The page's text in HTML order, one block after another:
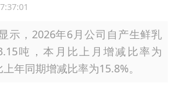
示，2026年6月公司自产生鲜乳
吨，本月比上月增减比率为
年同期增减比率为15.8%。